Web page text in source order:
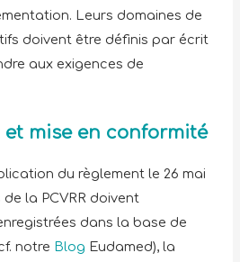
Leurs domaines de
doivent être définis par écrit
aux exigences de
et mise en conformité
du règlement le 26 mai
la PCVRR doivent
dans la base de
notre Blog Eudamed), la